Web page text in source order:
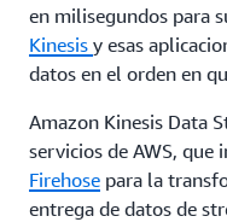
en milisegundos para
Kinesis y esas
datos en el orden en
Amazon Kinesis Data
servicios de AWS, que
Firehose para la
entrega de datos de